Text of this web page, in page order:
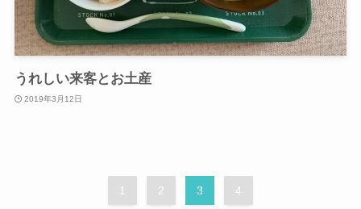
うれしい来客とお土産
2019年3月12日
1 2 3 4